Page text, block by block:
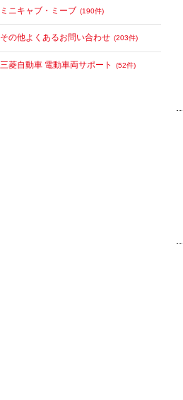
ミニキャブ・ミーブ (190件)
その他よくあるお問い合わせ (203件)
三菱自動車 電動車両サポート (52件)